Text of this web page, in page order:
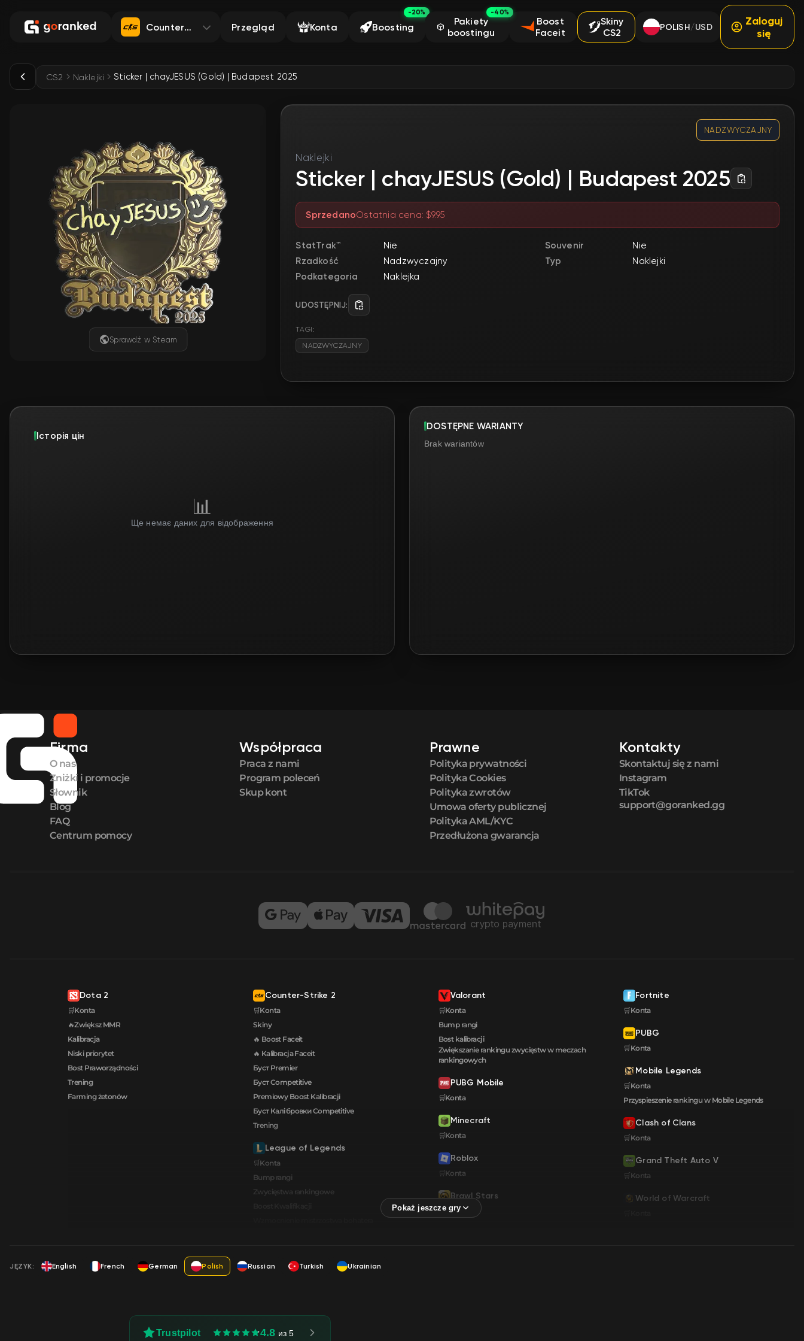
Counter-Strike 2 Przegląd Konta Boosting
-20%
Pakiety
boostingu
-40%
Boost
Faceit
Skiny
CS2
POLISH/USD
Zaloguj
się
CS2 Naklejki Sticker | chayJESUS (Gold) | Budapest 2025
Sprawdź w Steam
NADZWYCZAJNY
Naklejki
Sticker | chayJESUS (Gold) | Budapest 2025
SprzedanoOstatnia cena: $9.95
StatTrak™ Nie Souvenir
Nie
Rzadkość
Nadzwyczajny Typ
Naklejki
Podkategoria
Naklejka
UDOSTĘPNIJ:
TAGI:
NADZWYCZAJNY
Історія цін
📊
Ще немає даних для відображення
DOSTĘPNE WARIANTY
Brak wariantów
Firma
O nas
Zniżki i promocje
Słownik
Blog
FAQ
Centrum pomocy
Współpraca
Praca z nami
Program poleceń
Skup kont
Prawne
Polityka prywatności
Polityka Cookies
Polityka zwrotów
Umowa oferty publicznej
Polityka AML/KYC
Przedłużona gwarancja
Kontakty
Skontaktuj się z nami
Instagram
TikTok
support@goranked.gg
Dota 2
🛒Konta
🔥Zwiększ MMR
Kalibracja
Niski priorytet
Bost Praworządności
Trening
Farming żetonów
Counter-Strike 2
🛒Konta
Skiny
🔥 Boost Faceit
🔥 Kalibracja Faceit
Буст Premier
Буст Competitive
Premiowy Boost Kalibracji
Буст Калібровки Сompetitive
Trening
League of Legends
🛒Konta
Bump rangi
Zwycięstwa rankingowe
Valorant
🛒Konta
Bump rangi
Bost kalibracji
Zwiększanie rankingu zwycięstw w meczach
rankingowych
PUBG Mobile
🛒Konta
Minecraft
🛒Konta
Roblox
🛒Konta
Brawl Stars
🛒Konta
Fortnite
🛒Konta
PUBG
🛒Konta
Mobile Legends
🛒Konta
Przyspieszenie rankingu w Mobile Legends
Clash of Clans
🛒Konta
Grand Theft Auto V
🛒Konta
World of Warcraft
JĘZYK: English French German Polish Russian Turkish Ukrainian
Trustpilot 4.8 из 5